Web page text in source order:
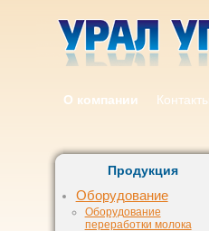
О компании Контакты
Продукция
Оборудование
Оборудование
переработки молока